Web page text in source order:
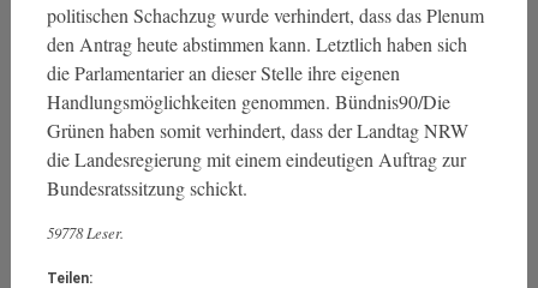
politischen Schachzug wurde verhindert, dass das Plenum
den Antrag heute abstimmen kann. Letztlich haben sich
die Parlamentarier an dieser Stelle ihre eigenen
Handlungsmöglichkeiten genommen. Bündnis90/Die
Grünen haben somit verhindert, dass der Landtag NRW
die Landesregierung mit einem eindeutigen Auftrag zur
Bundesratssitzung schickt.
59778 Leser.
Teilen: